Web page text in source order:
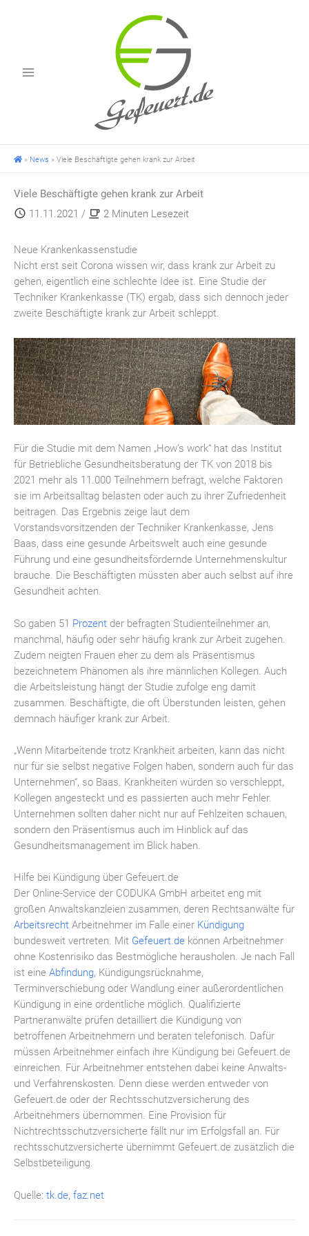
» News » Viele Beschäftigte gehen krank zur Arbeit
Viele Beschäftigte gehen krank zur Arbeit
11.11.2021 / 2 Minuten Lesezeit
Neue Krankenkassenstudie
Nicht erst seit Corona wissen wir, dass krank zur Arbeit zu
gehen, eigentlich eine schlechte Idee ist. Eine Studie der
Techniker Krankenkasse (TK) ergab, dass sich dennoch jeder
zweite Beschäftigte krank zur Arbeit schleppt.
Für die Studie mit dem Namen „How’s work“ hat das Institut
für Betriebliche Gesundheitsberatung der TK von 2018 bis
2021 mehr als 11.000 Teilnehmern befragt, welche Faktoren
sie im Arbeitsalltag belasten oder auch zu ihrer Zufriedenheit
beitragen. Das Ergebnis zeige laut dem
Vorstandsvorsitzenden der Techniker Krankenkasse, Jens
Baas, dass eine gesunde Arbeitswelt auch eine gesunde
Führung und eine gesundheitsfördernde Unternehmenskultur
brauche. Die Beschäftigten müssten aber auch selbst auf ihre
Gesundheit achten.
So gaben 51 Prozent der befragten Studienteilnehmer an,
manchmal, häufig oder sehr häufig krank zur Arbeit zugehen.
Zudem neigten Frauen eher zu dem als Präsentismus
bezeichnetem Phänomen als ihre männlichen Kollegen. Auch
die Arbeitsleistung hängt der Studie zufolge eng damit
zusammen. Beschäftigte, die oft Überstunden leisten, gehen
demnach häufiger krank zur Arbeit.
„Wenn Mitarbeitende trotz Krankheit arbeiten, kann das nicht
nur für sie selbst negative Folgen haben, sondern auch für das
Unternehmen“, so Baas. Krankheiten würden so verschleppt,
Kollegen angesteckt und es passierten auch mehr Fehler.
Unternehmen sollten daher nicht nur auf Fehlzeiten schauen,
sondern den Präsentismus auch im Hinblick auf das
Gesundheitsmanagement im Blick haben.
Hilfe bei Kündigung über Gefeuert.de
Der Online-Service der CODUKA GmbH arbeitet eng mit
großen Anwaltskanzleien zusammen, deren Rechtsanwälte für
Arbeitsrecht Arbeitnehmer im Falle einer Kündigung
bundesweit vertreten. Mit Gefeuert.de können Arbeitnehmer
ohne Kostenrisiko das Bestmögliche herausholen. Je nach Fall
ist eine Abfindung, Kündigungsrücknahme,
Terminverschiebung oder Wandlung einer außerordentlichen
Kündigung in eine ordentliche möglich. Qualifizierte
Partneranwälte prüfen detailliert die Kündigung von
betroffenen Arbeitnehmern und beraten telefonisch. Dafür
müssen Arbeitnehmer einfach ihre Kündigung bei Gefeuert.de
einreichen. Für Arbeitnehmer entstehen dabei keine Anwalts-
und Verfahrenskosten. Denn diese werden entweder von
Gefeuert.de oder der Rechtsschutzversicherung des
Arbeitnehmers übernommen. Eine Provision für
Nichtrechtsschutzversicherte fällt nur im Erfolgsfall an. Für
rechtsschutzversicherte übernimmt Gefeuert.de zusätzlich die
Selbstbeteiligung.
Quelle: tk.de, faz.net